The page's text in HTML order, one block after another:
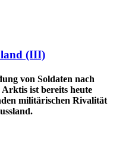
(III)
von Soldaten nach
ist bereits heute
militärischen Rivalität